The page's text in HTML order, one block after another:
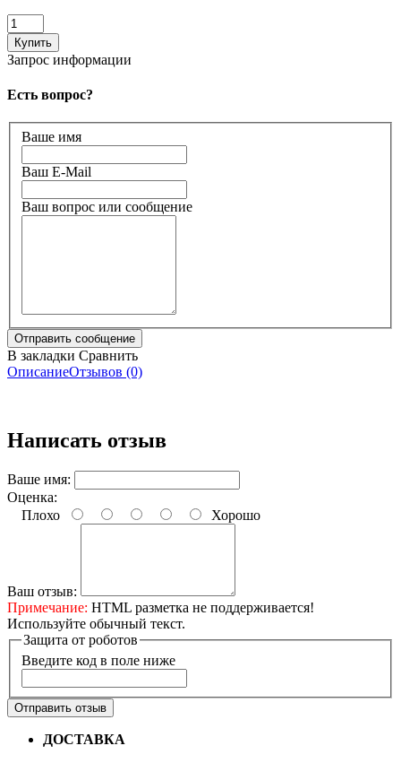
Запрос информации
Есть вопрос?
Ваше имя
Ваш E-Mail
Ваш вопрос или сообщение
В закладки Сравнить
ОписаниеОтзывов (0)
Написать отзыв
Ваше имя:
Оценка:
Плохо
Хорошо
Ваш отзыв:
Примечание: HTML разметка не поддерживается!
Используйте обычный текст.
Защита от роботов
Введите код в поле ниже
Отправить отзыв
ДОСТАВКА